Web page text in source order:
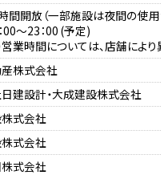
間開放（一部施設は夜間の使用
00～23：00 (予定)
業時間については、店舗により
株式会社
建設計・大成建設株式会社
式会社
式会社
式会社